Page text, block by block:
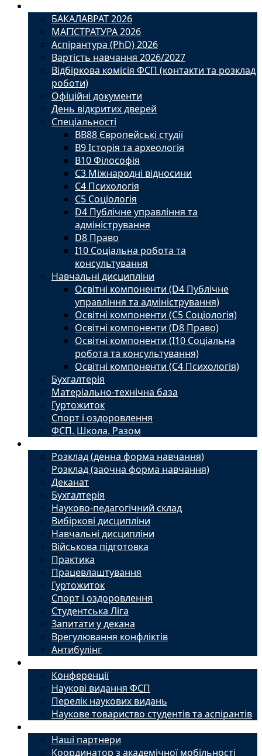
БАКАЛАВРАТ 2026
МАГІСТРАТУРА 2026
Аспірантура (PhD) 2026
Вартість навчання 2026/2027
Відбіркова комісія ФСП (контакти та розклад
роботи)
Офіційні документи
День відкритих дверей
Спеціальності
BВ88 Європейські студії
B9 Історія та археологія
B10 Філософія
C3 Міжнародні відносини
C4 Психологія
С5 Соціологія
D4 Публічне управління та
адміністрування
D8 Право
I10 Соціальна робота та
консультування
Навчальні дисципліни
Освітні компоненти (D4 Публічне
управління та адміністрування)
Освітні компоненти (С5 Соціологія)
Освітні компоненти (D8 Право)
Освітні компоненти (I10 Соціальна
робота та консультування)
Освітні компоненти (С4 Психологія)
Бухгалтерія
Матеріально-технічна база
Гуртожиток
Спорт і оздоровлення
ФСП. Школа. Разом
Розклад (денна форма навчання)
Розклад (заочна форма навчання)
Деканат
Бухгалтерія
Науково-педагогічний склад
Вибіркові дисципліни
Навчальні дисципліни
Військова підготовка
Практика
Працевлаштування
Гуртожиток
Спорт і оздоровлення
Студентська Ліга
Запитати у декана
Врегулювання конфліктів
Антибулінг
Конференції
Наукові видання ФСП
Перелік наукових видань
Наукове товариство студентів та аспірантів
Наші партнери
Координатор з академічної мобільності